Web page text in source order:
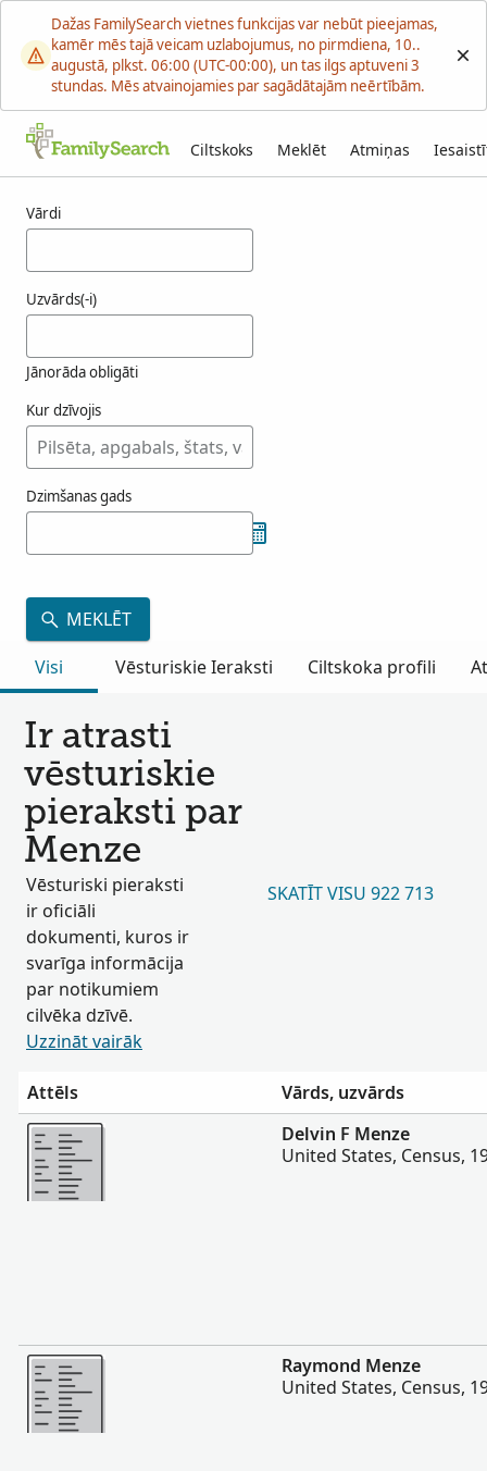
Dažas FamilySearch vietnes funkcijas var nebūt pieejamas,
kamēr mēs tajā veicam uzlabojumus, no pirmdiena, 10..
augustā, plkst. 06:00 (UTC-00:00), un tas ilgs aptuveni 3
stundas. Mēs atvainojamies par sagādātajām neērtībām.
Ciltskoks Meklēt Atmiņas
Vārdi
Uzvārds(-i)
Jānorāda obligāti
Kur dzīvojis
Dzimšanas gads
MEKLĒT
Visi
Vēsturiskie Ieraksti Ciltskoka profili
Ir atrasti
vēsturiskie
pieraksti par
Menze
Vēsturiski pieraksti
ir oficiāli
dokumenti, kuros ir
svarīga informācija
par notikumiem
cilvēka dzīvē.
Uzzināt vairāk
SKATĪT VISU 922 713
Attēls
Vārds, uzvārds
Vairāk
Delvin F Menze
United States, Census,
Vairāk
Raymond Menze
United States, Census,